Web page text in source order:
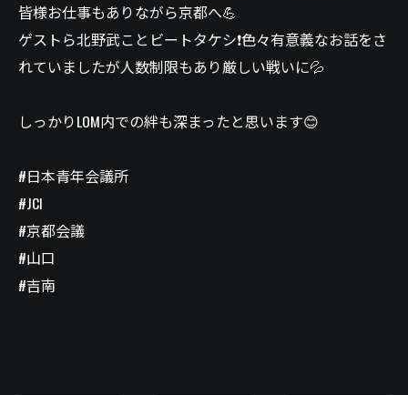
皆様お仕事もありながら京都へ💪
ゲストら北野武ことビートタケシ❗️色々有意義なお話をさ
れていましたが人数制限もあり厳しい戦いに💦
しっかりLOM内での絆も深まったと思います😊
#日本青年会議所
#JCI
#京都会議
#山口
#吉南